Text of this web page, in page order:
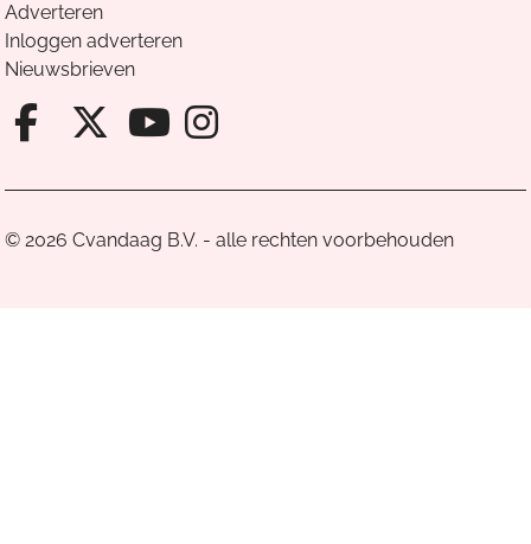
Adverteren
Inloggen adverteren
Nieuwsbrieven
Facebook van Cvandaag
X van Cvandaag
Instagram van
© 2026 Cvandaag B.V. - alle rechten voorbehouden